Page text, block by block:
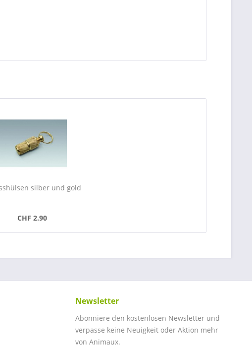
silber und gold
CHF 2.90
Newsletter
Abonniere den kostenlosen Newsletter und
verpasse keine Neuigkeit oder Aktion mehr
von Animaux.